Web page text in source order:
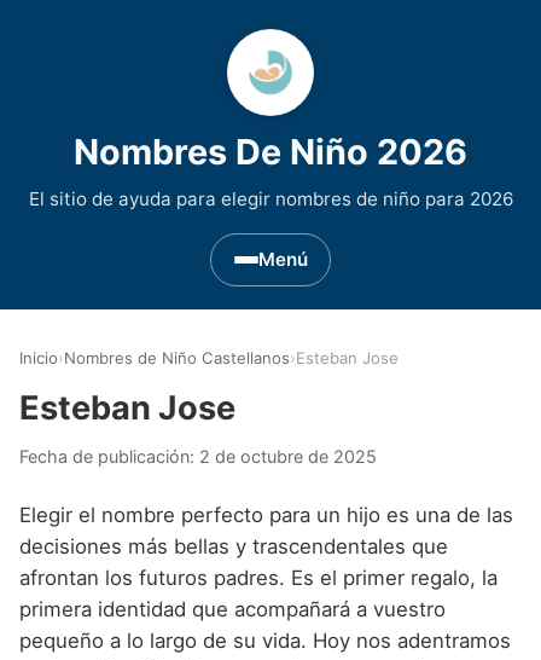
Nombres De Niño 2026
El sitio de ayuda para elegir nombres de niño para 2026
Menú
Nombres de niño que empiezan por D
Nombres de niño que empiezan por E
Nombres de niño que empiezan por F
Nombres de Niño Asturianos
Nombres de Niño Baleares
Nombres de Niño Canarios
Nombres de Niño Celtas
Nombres de Niño Egipcios
Nombres de Niño Griegos
Nombres de Niño Alemanes
Nombres de Niño Americanos
Nombres de Niño Arabes
Buscar
Inicio›Nombres de Niño Castellanos›Esteban Jose
Esteban Jose
Fecha de publicación: 2 de octubre de 2025
Elegir el nombre perfecto para un hijo es una de las
decisiones más bellas y trascendentales que
afrontan los futuros padres. Es el primer regalo, la
primera identidad que acompañará a vuestro
pequeño a lo largo de su vida. Hoy nos adentramos